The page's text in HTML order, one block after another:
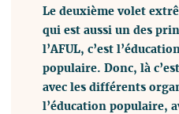
Le deuxième volet
qui est aussi un des
l’AFUL, c’est
populaire. Donc, là
avec les différents
l’éducation populaire,